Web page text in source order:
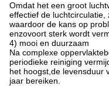
Omdat het een groot
effectief de luchtcirculatie,
waardoor de kans op
enzovoort sterk wordt
4) mooi en duurzaam
Na complexe
periodieke reiniging
het hoogst,de levensduur
jaar bereiken.